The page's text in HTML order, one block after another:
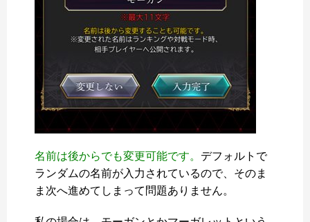
名前は後からでも変更可能です。 デフォルトで
ランダムの名前が入力されているので、そのま
ま次へ進めてしまって問題ありません。